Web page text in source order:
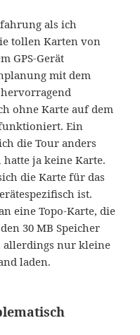
als ich
tollen Karten von
GPS-Gerät
mit dem
ohne Karte auf dem
Ein
die Tour anders
ja keine Karte.
die Karte für das
ist.
eine Topo-Karte, die
30 MB Speicher
allerdings nur kleine
laden.